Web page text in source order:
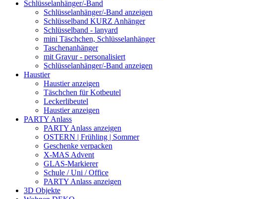
Schlüsselanhänger/-Band
Schlüsselanhänger/-Band anzeigen
Schlüsselband KURZ Anhänger
Schlüsselband - lanyard
mini Täschchen, Schlüsselanhänger
Taschenanhänger
mit Gravur - personalisiert
Schlüsselanhänger/-Band anzeigen
Haustier
Haustier anzeigen
Täschchen für Kotbeutel
Leckerlibeutel
Haustier anzeigen
PARTY Anlass
PARTY Anlass anzeigen
OSTERN | Frühling | Sommer
Geschenke verpacken
X-MAS Advent
GLAS-Markierer
Schule / Uni / Office
PARTY Anlass anzeigen
3D Objekte